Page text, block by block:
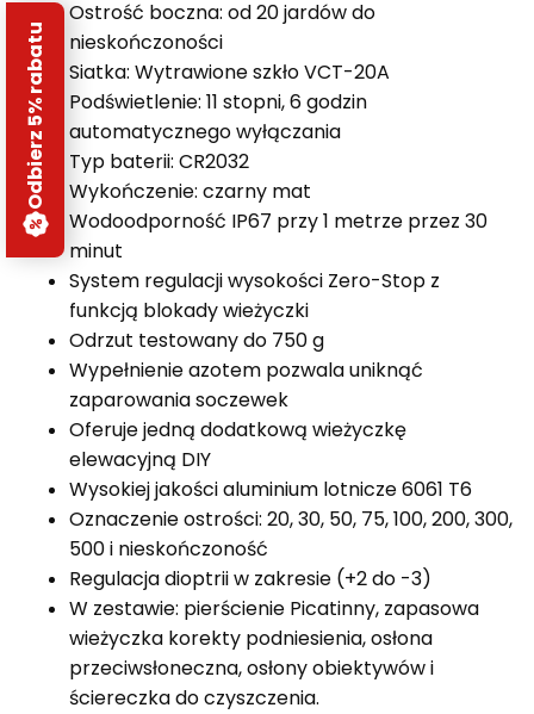
Ostrość boczna: od 20 jardów do
nieskończoności
Siatka: Wytrawione szkło VCT-20A
Podświetlenie: 11 stopni, 6 godzin
automatycznego wyłączania
Typ baterii: CR2032
Wykończenie: czarny mat
Wodoodporność IP67 przy 1 metrze przez 30
minut
System regulacji wysokości Zero-Stop z
funkcją blokady wieżyczki
Odrzut testowany do 750 g
Wypełnienie azotem pozwala uniknąć
zaparowania soczewek
Oferuje jedną dodatkową wieżyczkę
elewacyjną DIY
Wysokiej jakości aluminium lotnicze 6061 T6
Oznaczenie ostrości: 20, 30, 50, 75, 100, 200, 300,
500 i nieskończoność
Regulacja dioptrii w zakresie (+2 do -3)
W zestawie: pierścienie Picatinny, zapasowa
wieżyczka korekty podniesienia, osłona
przeciwsłoneczna, osłony obiektywów i
ściereczka doczyszczenia.
Odbierz 5% rabatu